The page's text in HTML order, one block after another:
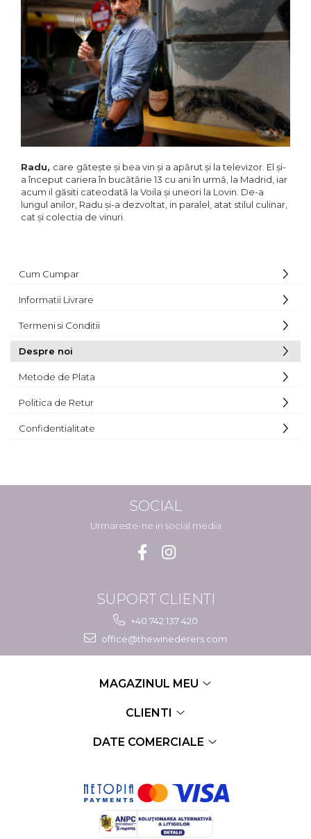
Radu, care gătește și bea vin și a apărut și la televizor. El și-
a început cariera în bucătărie 13 cu ani în urmă, la Madrid, iar
acum il găsiti cateodată la Voila și uneori la Lovin. De-a
lungul anilor, Radu și-a dezvoltat, in paralel, atat stilul culinar,
cat și colectia de vinuri.
Cum Cumpar
Informatii Livrare
Termeni si Conditii
Despre noi
Metode de Plata
Politica de Retur
Confidentialitate
SOCIAL
Urmareste-ne in social media
SUPORT CLIENTI
+40 742 137 420
office@thewinederers.com
MAGAZINUL MEU
CLIENTI
DATE COMERCIALE